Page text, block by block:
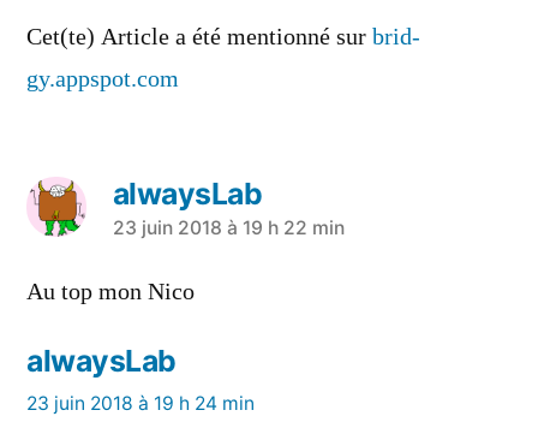
Cet(te) Article a été mentionné sur brid-
gy.appspot.com
alwaysLab
a
dit :
23 juin 2018 à 19 h 22 min
Au top mon Nico
alwaysLaba
dit :
23 juin 2018 à 19 h 24 min